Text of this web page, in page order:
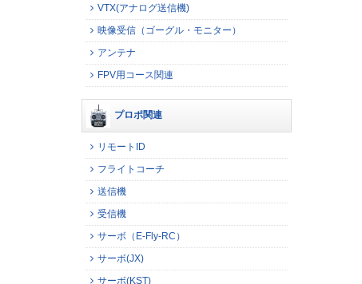
VTX(アナログ送信機)
映像受信（ゴーグル・モニター）
アンテナ
FPV用コース関連
プロポ関連
リモートID
フライトコーチ
送信機
受信機
サーボ（E-Fly-RC）
サーボ(JX)
サーボ(KST)